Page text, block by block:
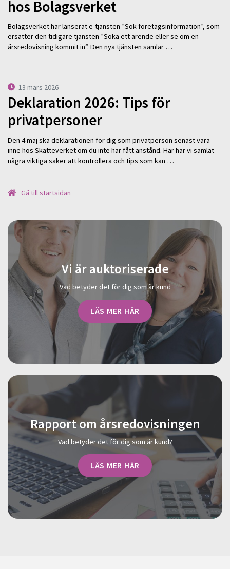
hos Bolagsverket
Bolagsverket har lanserat e-tjänsten ”Sök företagsinformation”, som
ersätter den tidigare tjänsten ”Söka ett ärende eller se om en
årsredovisning kommit in”. Den nya tjänsten samlar …
13 mars 2026
Deklaration 2026: Tips för
privatpersoner
Den 4 maj ska deklarationen för dig som privatperson senast vara
inne hos Skatteverket om du inte har fått anstånd. Här har vi samlat
några viktiga saker att kontrollera och tips som kan …
Gå till startsidan
Vi är auktoriserade
Vad betyder det för dig som är kund
LÄS MER HÄR
Rapport om årsredovisningen
Vad betyder det för dig som är kund?
LÄS MER HÄR